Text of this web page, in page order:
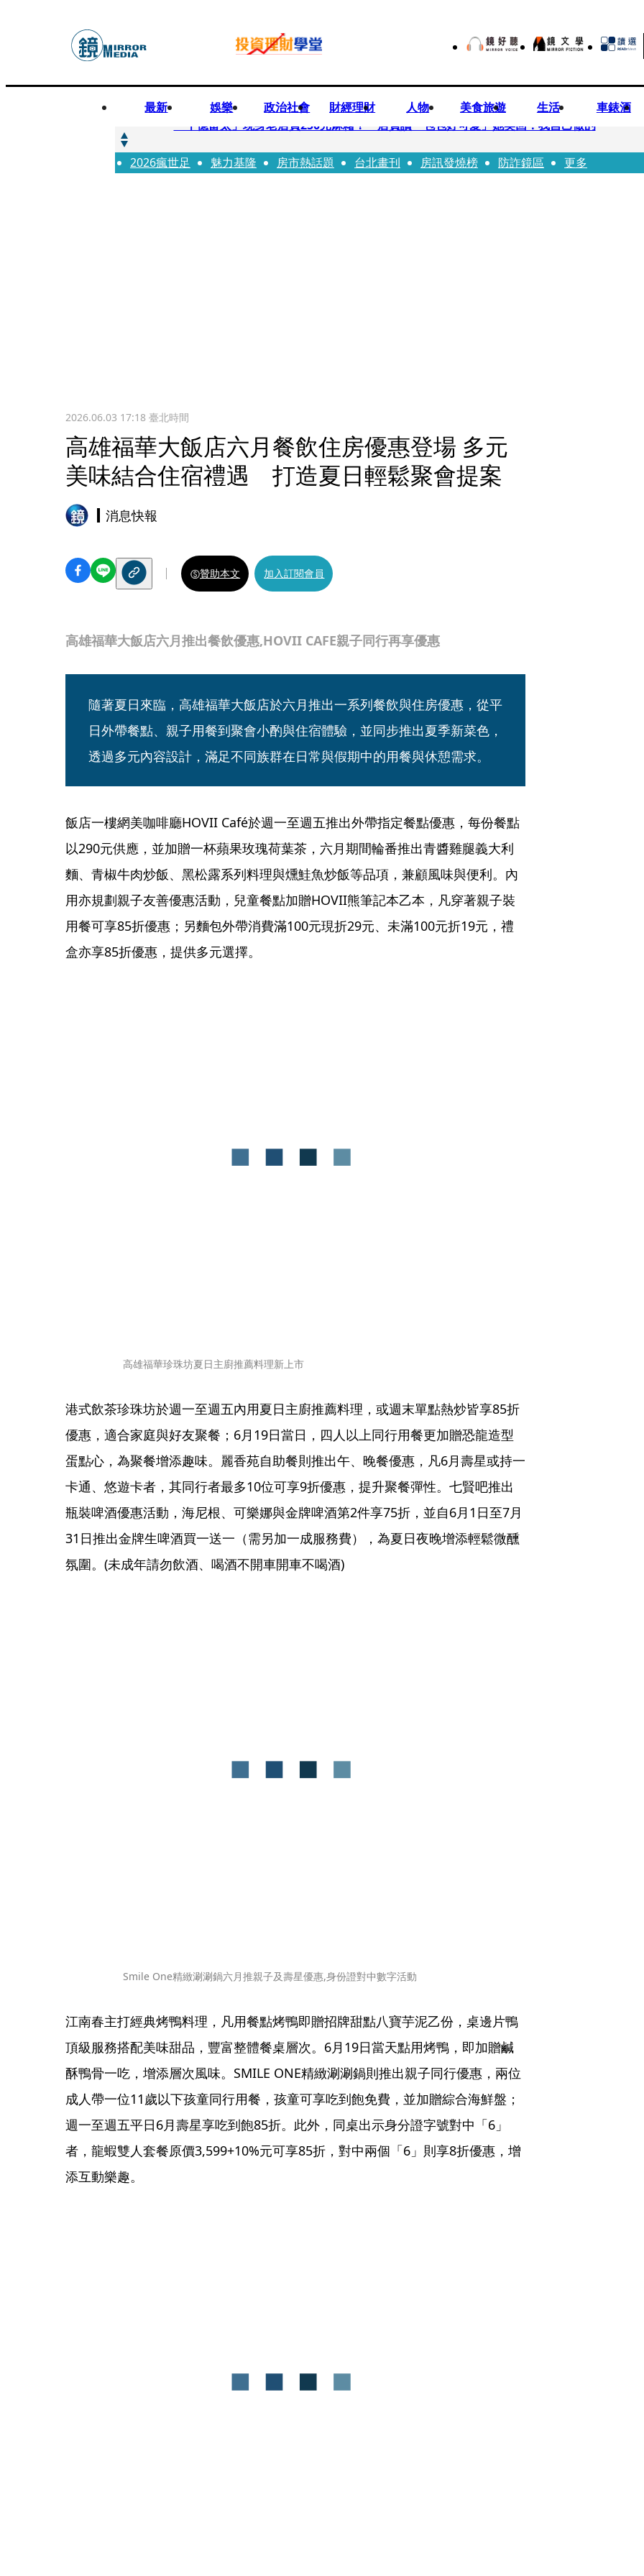
最新 娛樂 政治社會 財經理財 人物 美食旅遊 生活 車錶酒
快訊
「千億富太」現身老店買250元麻糬！ 店員讚「包包好可愛」她笑回：我自己做的
快訊
姜厚任小24歲女友爆當小三、假學歷！ 友「扯郭台銘」曝交往內幕：我們又不像他
2026瘋世足 魅力基隆 房市熱話題 台北畫刊 房訊發燒榜 防詐鏡區 更多
2026.06.03 17:18臺北時間
高雄福華大飯店六月餐飲住房優惠登場 多元
美味結合住宿禮遇 打造夏日輕鬆聚會提案
消息快報
高雄福華大飯店六月推出餐飲優惠,HOVII CAFE親子同行再享優惠
贊助本文 加入訂閱會員
隨著夏日來臨，高雄福華大飯店於六月推出一系列餐飲與住房優惠，從平
日外帶餐點、親子用餐到聚會小酌與住宿體驗，並同步推出夏季新菜色，
透過多元內容設計，滿足不同族群在日常與假期中的用餐與休憩需求。
飯店一樓網美咖啡廳HOVII Café於週一至週五推出外帶指定餐點優惠，每份餐點
以290元供應，並加贈一杯蘋果玫瑰荷葉茶，六月期間輪番推出青醬雞腿義大利
麵、青椒牛肉炒飯、黑松露系列料理與燻鮭魚炒飯等品項，兼顧風味與便利。內
用亦規劃親子友善優惠活動，兒童餐點加贈HOVII熊筆記本乙本，凡穿著親子裝
用餐可享85折優惠；另麵包外帶消費滿100元現折29元、未滿100元折19元，禮
盒亦享85折優惠，提供多元選擇。
高雄福華珍珠坊夏日主廚推薦料理新上市
港式飲茶珍珠坊於週一至週五內用夏日主廚推薦料理，或週末單點熱炒皆享85折
優惠，適合家庭與好友聚餐；6月19日當日，四人以上同行用餐更加贈恐龍造型
蛋點心，為聚餐增添趣味。麗香苑自助餐則推出午、晚餐優惠，凡6月壽星或持一
卡通、悠遊卡者，其同行者最多10位可享9折優惠，提升聚餐彈性。七賢吧推出
瓶裝啤酒優惠活動，海尼根、可樂娜與金牌啤酒第2件享75折，並自6月1日至7月
31日推出金牌生啤酒買一送一（需另加一成服務費），為夏日夜晚增添輕鬆微醺
氛圍。(未成年請勿飲酒、喝酒不開車開車不喝酒)
Smile One精緻涮涮鍋六月推親子及壽星優惠,身份證對中數字活動
江南春主打經典烤鴨料理，凡用餐點烤鴨即贈招牌甜點八寶芋泥乙份，桌邊片鴨
頂級服務搭配美味甜品，豐富整體餐桌層次。6月19日當天點用烤鴨，即加贈鹹
酥鴨骨一吃，增添層次風味。SMILE ONE精緻涮涮鍋則推出親子同行優惠，兩位
成人帶一位11歲以下孩童同行用餐，孩童可享吃到飽免費，並加贈綜合海鮮盤；
週一至週五平日6月壽星享吃到飽85折。此外，同桌出示身分證字號對中「6」
者，龍蝦雙人套餐原價3,599+10%元可享85折，對中兩個「6」則享8折優惠，增
添互動樂趣。